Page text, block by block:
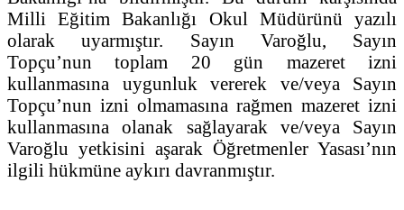
Milli Eğitim Bakanlığı Okul Müdürünü yazılı
olarak uyarmıştır. Sayın Varoğlu, Sayın
Topçu’nun toplam 20 gün mazeret izni
kullanmasına uygunluk vererek ve/veya Sayın
Topçu’nun izni olmamasına rağmen mazeret izni
kullanmasına olanak sağlayarak ve/veya Sayın
Varoğlu yetkisini aşarak Öğretmenler Yasası’nın
ilgili hükmüne aykırı davranmıştır.